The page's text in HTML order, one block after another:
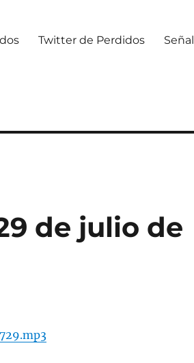
Twitter de Perdidos
de julio de